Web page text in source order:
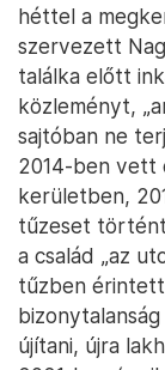
héttel a
szervezett
találka előtt
közleményt,
sajtóban ne
2014-ben vett
kerületben,
tűzeset
a család „az
tűzben
újítani, újra